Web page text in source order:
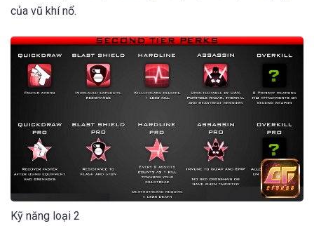
của vũ khí nổ.
Kỹ năng loại 2